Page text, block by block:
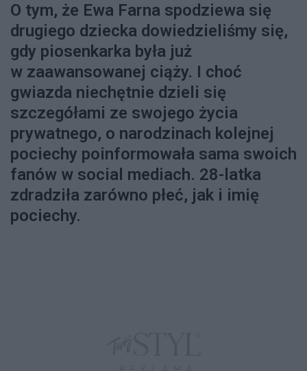
O tym, że Ewa Farna spodziewa się
drugiego dziecka dowiedzieliśmy się,
gdy piosenkarka była już
w zaawansowanej ciąży. I choć
gwiazda niechętnie dzieli się
szczegółami ze swojego życia
prywatnego, o narodzinach kolejnej
pociechy poinformowała sama swoich
fanów w social mediach. 28-latka
zdradziła zarówno płeć, jak i imię
pociechy.